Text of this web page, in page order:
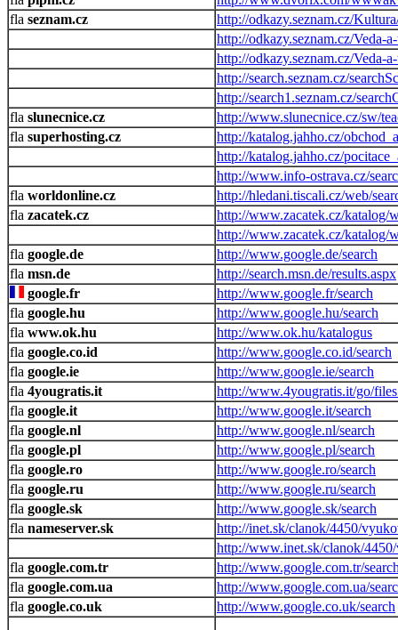
seznam.cz
http://odkazy.seznam.cz/
http://odkazy.seznam.cz/Veda-
http://odkazy.seznam.cz/Veda-
http://search.seznam.cz/
http://search1.seznam.cz/
slunecnice.cz
http://www.slunecnice.cz/sw/
superhosting.cz
http://katalog.jahho.cz/
http://katalog.jahho.cz/
http://www.info-ostrava.cz/
worldonline.cz
http://hledani.tiscali.cz/web/
zacatek.cz
http://www.zacatek.cz/katalog/
http://www.zacatek.cz/katalog/
google.de
http://www.google.de/search
msn.de
http://search.msn.de/results.aspx
google.fr
http://www.google.fr/search
google.hu
http://www.google.hu/search
www.ok.hu
http://www.ok.hu/katalogus
google.co.id
http://www.google.co.id/search
google.ie
http://www.google.ie/search
4yougratis.it
http://www.4yougratis.it/go/
google.it
http://www.google.it/search
google.nl
http://www.google.nl/search
google.pl
http://www.google.pl/search
google.ro
http://www.google.ro/search
google.ru
http://www.google.ru/search
google.sk
http://www.google.sk/search
nameserver.sk
http://inet.sk/clanok/4450/
http://www.inet.sk/clanok/
google.com.tr
http://www.google.com.tr/
google.com.ua
http://www.google.com.ua/
google.co.uk
http://www.google.co.uk/search